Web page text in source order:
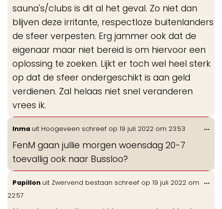
sauna's/clubs is dit al het geval. Zo niet dan
blijven deze irritante, respectloze buitenlanders
de sfeer verpesten. Erg jammer ook dat de
eigenaar maar niet bereid is om hiervoor een
oplossing te zoeken. Lijkt er toch wel heel sterk
op dat de sfeer ondergeschikt is aan geld
verdienen. Zal helaas niet snel veranderen
vrees ik.
Inma uit Hoogeveen schreef op 19 juli 2022 om 23:53
FenM gaan jullie morgen woensdag 20-7
toevallig ook naar Bussloo?
...
Papillon uit Zwervend bestaan schreef op 19 juli 2022 om
22:57
...